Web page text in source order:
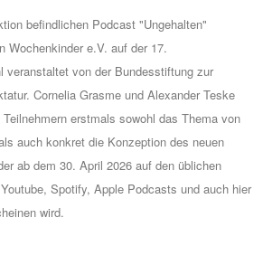
befindlichen Podcast "Ungehalten"
Wochenkinder e.V. auf der 17.
veranstaltet von der Bundesstiftung zur
Cornelia Grasme und Alexander Teske
erstmals sowohl das Thema von
auch konkret die Konzeption des neuen
ab dem 30. April 2026 auf den üblichen
Spotify, Apple Podcasts und auch hier
wird.